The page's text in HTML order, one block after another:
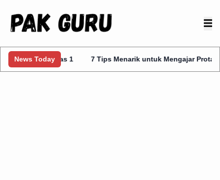
News Today
Kelas 1 7 Tips Menarik untuk Mengajar Prota Kurmer Kelas